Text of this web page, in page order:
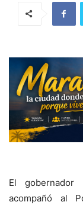
El
acompañó al